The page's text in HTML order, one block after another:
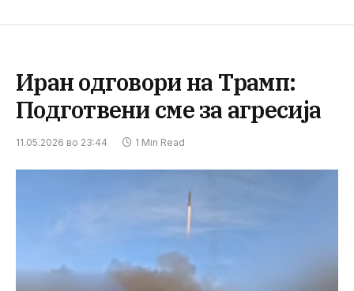
Иран одговори на Трамп:
Подготвени сме за агресија
11.05.2026 во 23:44 1 Min Read